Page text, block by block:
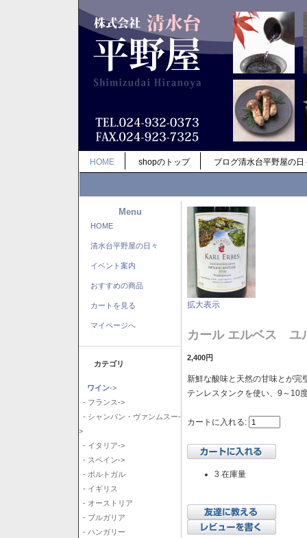
HOME shopのトップ ブログ清水台平野屋の日
Menu
HOME
清水台平野屋の日々
イベント案内
おすすめの商品
カートを見る
マイページへ
カテゴリ
ワイン->
- フランス->
- シャンパン・ヴァンムスー-
>
- イタリア->
- スペイン->
- ポルトガル
- イギリス
- オーストリア
- ブルガリア
- ハンガリー
拡大表示
カール エルベス ユ
2,400円
新鮮な酸味と天然の甘味とが完
テンレスタンクを使い、9～10
カートに入れる:
3 在庫量